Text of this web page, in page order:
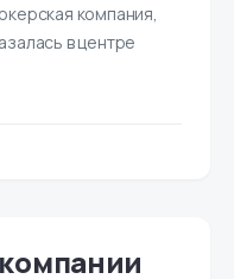
компания,
в центре